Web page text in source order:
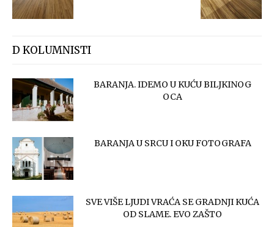
D KOLUMNISTI
BARANJA. IDEMO U KUĆU BILJKINOG
OCA
BARANJA U SRCU I OKU FOTOGRAFA
SVE VIŠE LJUDI VRAĆA SE GRADNJI KUĆA
OD SLAME. EVO ZAŠTO